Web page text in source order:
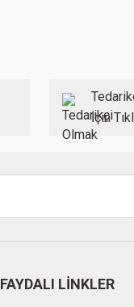
İçin
FAYDALI LİNKLER